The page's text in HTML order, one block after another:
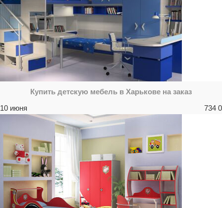
Купить детскую мебель в Харькове на заказ
10 июня
734 0